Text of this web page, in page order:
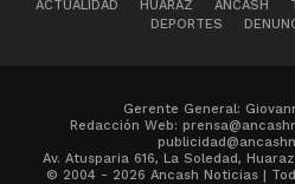
ACTUALIDAD HUARAZ ÁNCASH
DEPORTES
Gerente General:
Redacción Web:
Av. Atusparia 616, La Soledad,
© 2004 - 2026 Ancash Noticias |